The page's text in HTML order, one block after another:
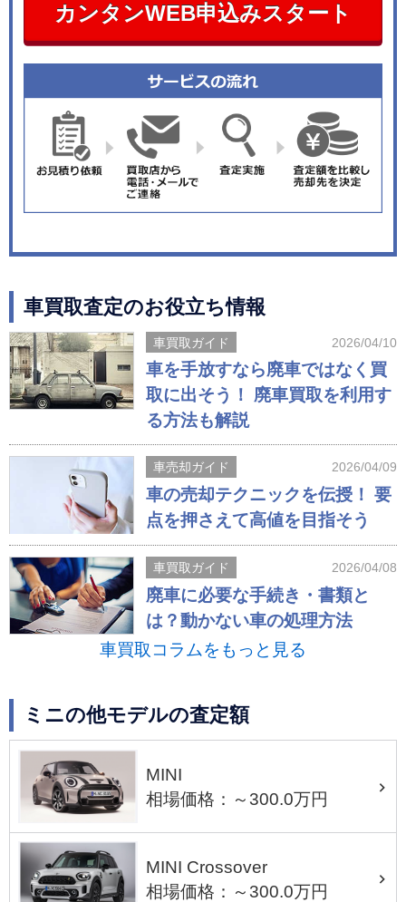
カンタンWEB申込みスタート
車買取査定のお役立ち情報
車買取ガイド 2026/04/10
車を手放すなら廃車ではなく買
取に出そう！ 廃車買取を利用す
る方法も解説
車売却ガイド 2026/04/09
車の売却テクニックを伝授！ 要
点を押さえて高値を目指そう
車買取ガイド 2026/04/08
廃車に必要な手続き・書類と
は？動かない車の処理方法
車買取コラムをもっと見る
ミニの他モデルの査定額
MINI
相場価格：～300.0万円
MINI Crossover
相場価格：～300.0万円